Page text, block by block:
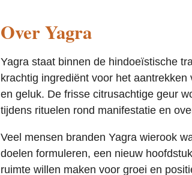
Over Yagra
Yagra staat binnen de hindoeïstische
krachtig ingrediënt voor het aantrekken
en geluk. De frisse citrusachtige geur
tijdens rituelen rond manifestatie en
Veel mensen branden Yagra wierook
doelen formuleren, een nieuw
ruimte willen maken voor groei en